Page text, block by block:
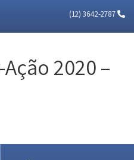
(12) 3642-2787
2020 –